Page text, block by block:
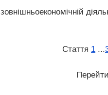
Стаття 1 ...